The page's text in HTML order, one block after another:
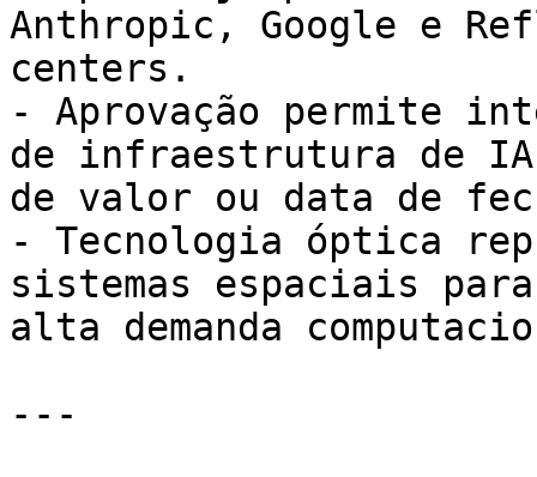
Anthropic, Google e
centers.
- Aprovação permite
de infraestrutura de IA
de valor ou data de
- Tecnologia óptica
sistemas espaciais
alta demanda
---